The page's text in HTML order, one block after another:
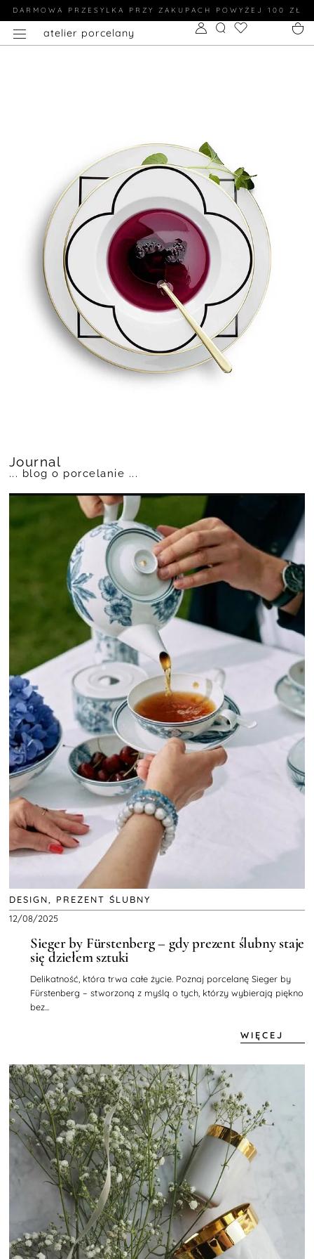
DARMOWA PRZESYLKA PRZY ZAKUPACH POWYŻEJ 100 ZŁ
atelier porcelany
Journal
... blog o porcelanie ...
DESIGN, PREZENT ŚLUBNY
12/08/2025
Sieger by Fürstenberg – gdy prezent ślubny staje
się dziełem sztuki
Delikatność, która trwa całe życie. Poznaj porcelanę Sieger by
Fürstenberg – stworzoną z myślą o tych, którzy wybierają piękno
bez...
WIĘCEJ